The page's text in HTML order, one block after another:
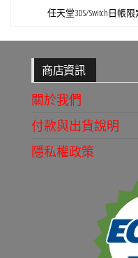
任天堂3DS/Switch日帳
商店資訊
關於我們
付款與出貨說明
隱私權政策